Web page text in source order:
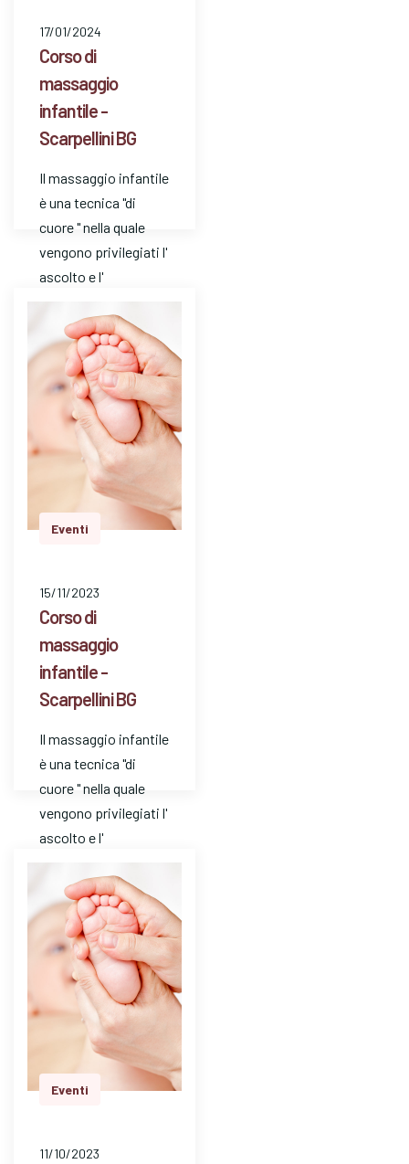
17/01/2024
Corso di
massaggio
infantile -
Scarpellini BG
Il massaggio infantile
è una tecnica "di
cuore " nella quale
vengono privilegiati l'
ascolto e l'
attenzione. E' un
mezzo…
Eventi
15/11/2023
Corso di
massaggio
infantile -
Scarpellini BG
Il massaggio infantile
è una tecnica "di
cuore " nella quale
vengono privilegiati l'
ascolto e l'
attenzione. E' un
mezzo…
Eventi
11/10/2023